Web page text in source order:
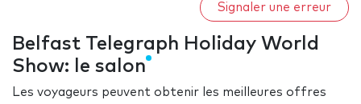
Signaler une erreur
Belfast Telegraph Holiday World
Show: le salon
Les voyageurs peuvent obtenir les meilleures offres